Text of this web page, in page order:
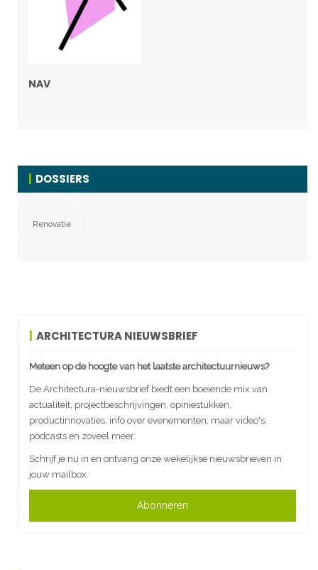
NAV
DOSSIERS
Renovatie
ARCHITECTURA NIEUWSBRIEF
Meteen op de hoogte van het laatste architectuurnieuws?
De Architectura-nieuwsbrief biedt een boeiende mix van
actualiteit, projectbeschrijvingen, opiniestukken,
productinnovaties, info over evenementen, maar video's,
podcasts en zoveel meer.
Schrijf je nu in en ontvang onze wekelijkse nieuwsbrieven in
jouw mailbox.
Abonneren